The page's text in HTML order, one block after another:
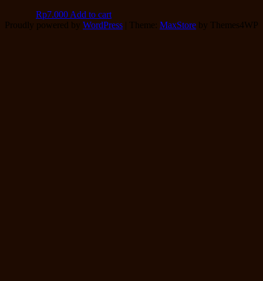
Rp7.000 Add to cart
Proudly powered by WordPress | Theme: MaxStore by Themes4WP